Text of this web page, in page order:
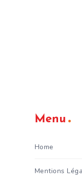
Menu
Home
Mentions